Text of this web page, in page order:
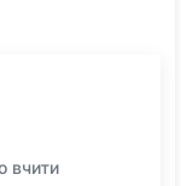
вчити